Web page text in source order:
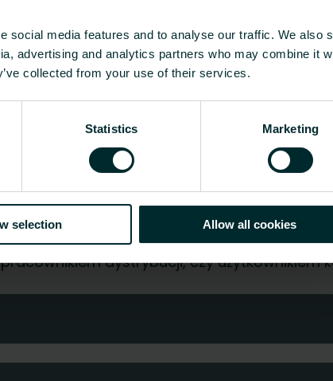
social media features and to analyse our traffic. We also
advertising and analytics partners who may combine it
collected from your use of their services.
Statistics Marketing
selection Allow all cookies
[mm] Waga [kg] CO2/kg
-
-
- -
dystrybucji, czy użytkownikiem